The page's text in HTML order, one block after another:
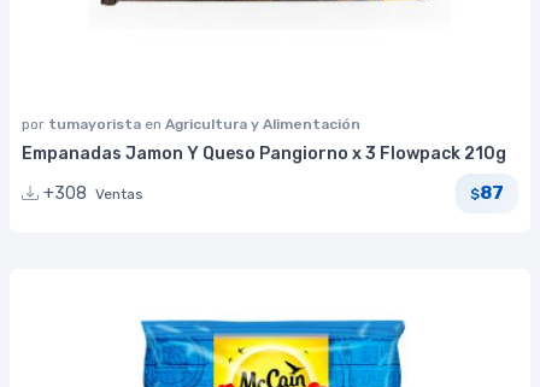
por tumayorista en Agricultura y Alimentación
Empanadas Jamon Y Queso Pangiorno x 3 Flowpack 210g
+308 Ventas $87